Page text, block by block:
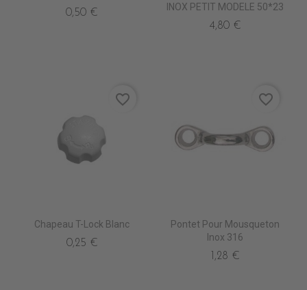
0,50 €
INOX PETIT MODELE 50*23
4,80 €
Chapeau T-Lock Blanc
0,25 €
favorite_border
Pontet Pour Mousqueton
Inox 316
1,28 €
favorite_border